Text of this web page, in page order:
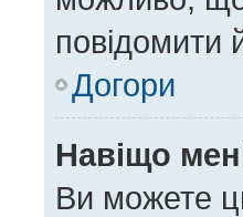
повідомити
Догори
Навіщо
Ви можете